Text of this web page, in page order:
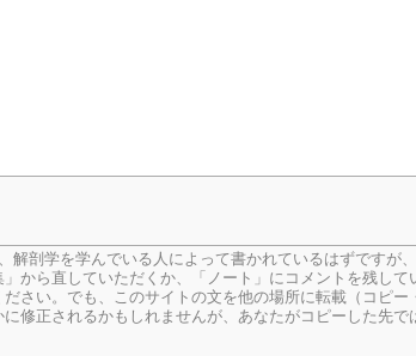
剖学を学んでいる人によって書かれているはずですが
から直していただくか、「ノート」にコメントを残して
さい。でも、このサイトの文を他の場所に転載（コピ
修正されるかもしれませんが、あなたがコピーした先で